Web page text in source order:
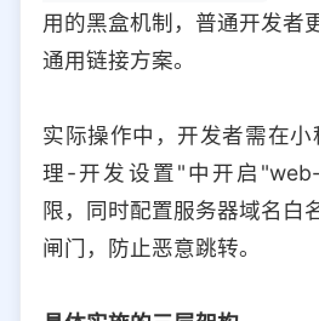
用的黑盒机制，普通开发者
通用链接方案。
实际操作中，开发者需在
理-开发设置"中开启
限，同时配置服务器域名白
闸门，防止恶意跳转。